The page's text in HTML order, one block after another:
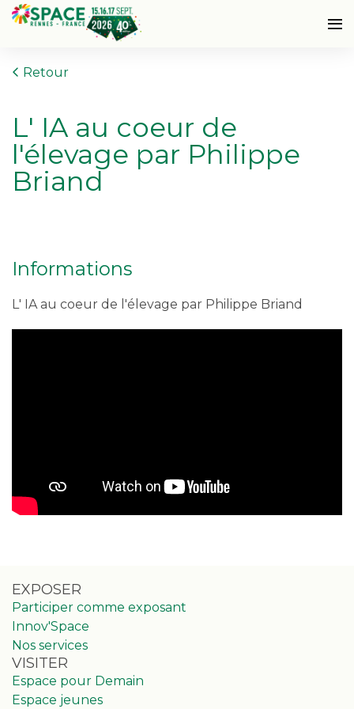
Retour
L' IA au coeur de
l'élevage par Philippe
Briand
Informations
L' IA au coeur de l'élevage par Philippe Briand
EXPOSER
Participer comme exposant
Innov'Space
Nos services
VISITER
Espace pour Demain
Espace jeunes